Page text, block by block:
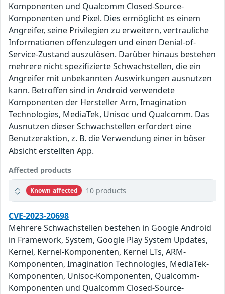
Komponenten und Qualcomm Closed-Source-
Komponenten und Pixel. Dies ermöglicht es einem
Angreifer, seine Privilegien zu erweitern, vertrauliche
Informationen offenzulegen und einen Denial-of-
Service-Zustand auszulösen. Darüber hinaus bestehen
mehrere nicht spezifizierte Schwachstellen, die ein
Angreifer mit unbekannten Auswirkungen ausnutzen
kann. Betroffen sind in Android verwendete
Komponenten der Hersteller Arm, Imagination
Technologies, MediaTek, Unisoc und Qualcomm. Das
Ausnutzen dieser Schwachstellen erfordert eine
Benutzeraktion, z. B. die Verwendung einer in böser
Absicht erstellten App.
Affected products
Known affected 10 products
CVE-2023-20698
Mehrere Schwachstellen bestehen in Google Android
in Framework, System, Google Play System Updates,
Kernel, Kernel-Komponenten, Kernel LTs, ARM-
Komponenten, Imagination Technologies, MediaTek-
Komponenten, Unisoc-Komponenten, Qualcomm-
Komponenten und Qualcomm Closed-Source-